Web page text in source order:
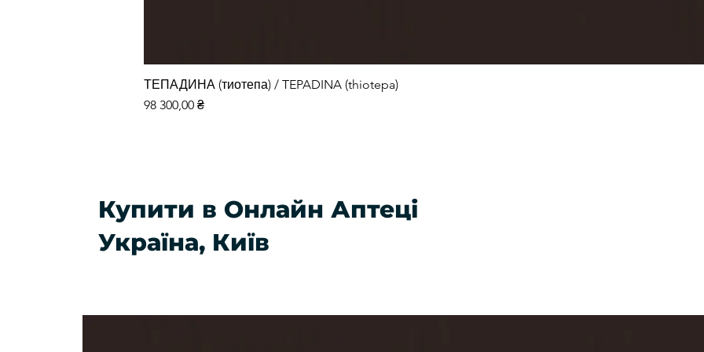
ТЕПАДИНА (тиотепа) / TEPADINA (thiotepa)
Ціна
98 300,00 ₴
Купити в Онлайн Аптеці
Україна, Київ